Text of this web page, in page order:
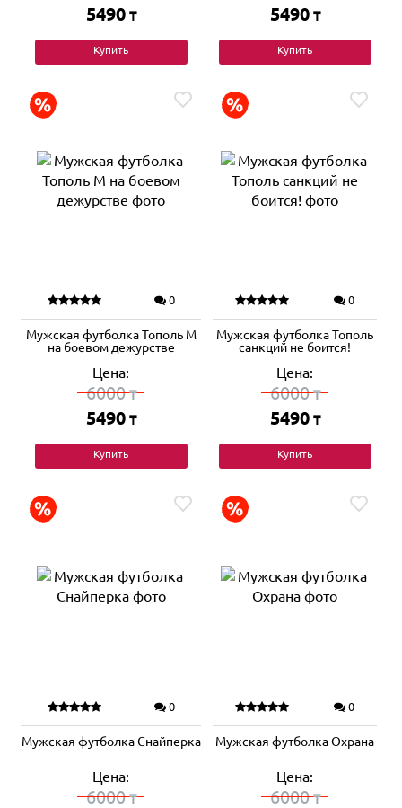
5490 ₸
Купить
5490 ₸
Купить
0
Мужская футболка Тополь М
на боевом дежурстве
Цена:
6000₸
5490 ₸
Купить
0
Мужская футболка Тополь
санкций не боится!
Цена:
6000₸
5490 ₸
Купить
0
Мужская футболка Снайперка
Цена:
6000₸
0
Мужская футболка Охрана
Цена:
6000₸